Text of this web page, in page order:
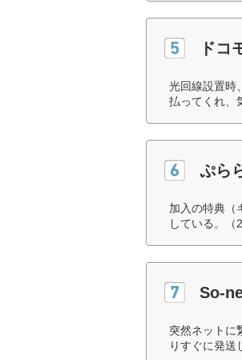
ドコ
光回線設置時
払ってくれ、
ぷら
加入の特典（
している。（
So-
突然ネットに
りすぐに発送